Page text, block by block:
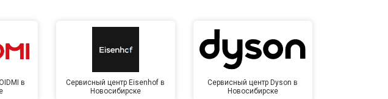
в
Сервисный центр Eisenhof в
Новосибирске
Сервисный центр Dyson в
Новосибирске